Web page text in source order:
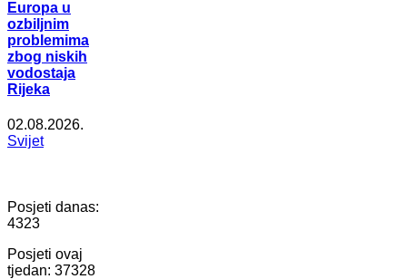
Europa u
ozbiljnim
problemima
zbog niskih
vodostaja
Rijeka
02.08.2026.
Svijet
Posjeti danas:
4323
Posjeti ovaj
tjedan: 37328